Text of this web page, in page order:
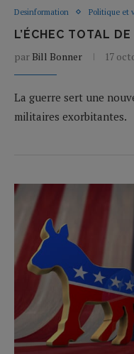
Desinformation Politique et
L’ÉCHEC TOTAL
par Bill Bonner 17
La guerre sert une
militaires exorbitantes.